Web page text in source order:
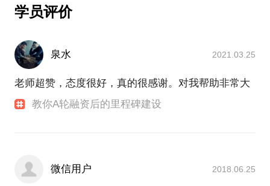
17年8月：主要负责高科技创新企业的授信业务及硅
硅谷银行之前，她在渣打银行工作，主要负责本地企
业的现金管理、贷款、贸易融资、大宗商品、跨境贸
易下的金融衍生品以及投资人关系管理等。
目前在一家一线的美元和人民币私募股权机构，负责
学员评价
泉水 2021.03.25
老师超赞，态度很好，真的很感谢。对我帮助非常大
教你A轮融资后的里程碑建设
微信用户 2018.06.25